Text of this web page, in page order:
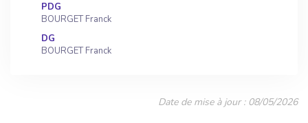
PDG
BOURGET Franck
DG
BOURGET Franck
Date de mise à jour : 08/05/2026